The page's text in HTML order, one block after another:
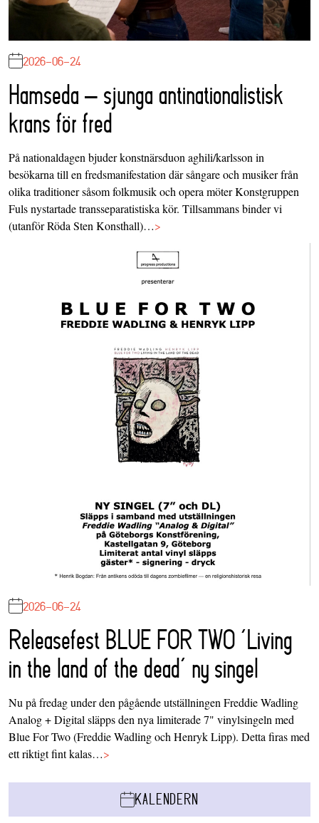
2026-06-24
Hamseda – sjunga antinationalistisk
krans för fred
På nationaldagen bjuder konstnärsduon aghili/karlsson in
besökarna till en fredsmanifestation där sångare och musiker från
olika traditioner såsom folkmusik och opera möter Konstgruppen
Fuls nystartade transseparatistiska kör. Tillsammans binder vi
(utanför Röda Sten Konsthall)…>
2026-06-24
Releasefest BLUE FOR TWO ‘Living
in the land of the dead’ ny singel
Nu på fredag under den pågående utställningen Freddie Wadling
Analog + Digital släpps den nya limiterade 7" vinylsingeln med
Blue For Two (Freddie Wadling och Henryk Lipp). Detta firas med
ett riktigt fint kalas…>
KALENDERN